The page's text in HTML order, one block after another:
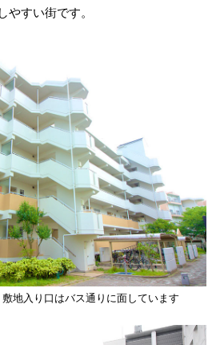
やすい街です。
敷地入り口はバス通りに面しています